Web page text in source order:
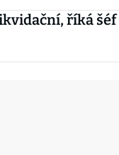
říká šéf